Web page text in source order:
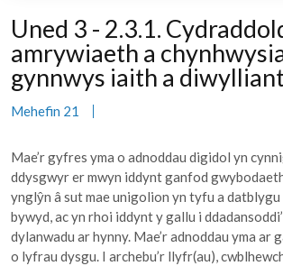
Uned 3 - 2.3.1.
amrywiaeth a
gynnwys iaith a
Mehefin 21
Mae’r gyfres yma o adnoddau digidol yn
ddysgwyr er mwyn iddynt ganfod
ynglŷn â sut mae unigolion yn tyfu a
bywyd, ac yn rhoi iddynt y gallu i
dylanwadu ar hynny. Mae’r adnoddau yma ar
o lyfrau dysgu. I archebu’r llyfr(au),